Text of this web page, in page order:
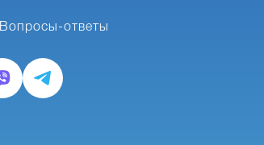
Вопросы-ответы